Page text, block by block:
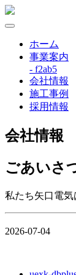
ホーム
事業案内
- f2ab5
会社情報
施工事例
採用情報
会社情報
ごあいさ
私たち矢口電
2026-07-04